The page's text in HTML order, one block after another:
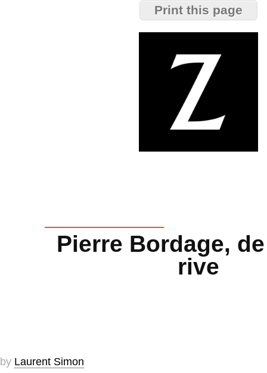
Pierre Bordage,
rive
by Laurent Simon